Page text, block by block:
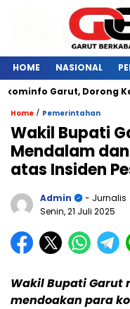
HOME NASIONAL
Garut, Dorong
Home / Pemerintahan
Wakil Bupati
Mendalam
atas Insiden
Admin
- Jurnalis
Senin, 21 Juli 2025
Wakil Bupati
mendoakan para